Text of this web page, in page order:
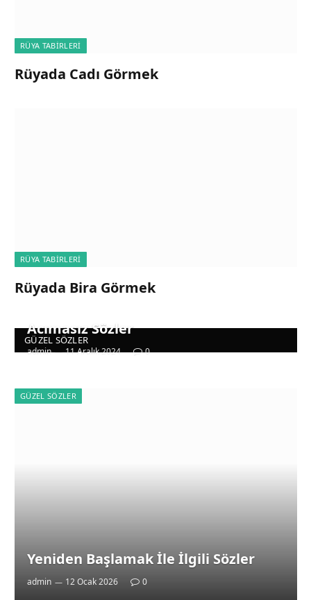
RÜYA TABIRLERI
Rüyada Cadı Görmek
RÜYA TABIRLERI
Rüyada Bira Görmek
GÜZEL SÖZLER
Acımasız Sözler
admin 11 Aralık 2024 0
GÜZEL SÖZLER
Yeniden Başlamak İle İlgili Sözler
admin 12 Ocak 2026 0